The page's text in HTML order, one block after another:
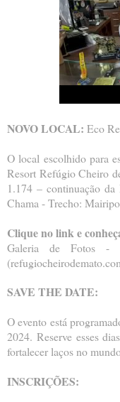
NOVO LOCAL: Eco
O local escolhido para
Resort Refúgio Cheiro
1.174 – continuação
Chama - Trecho:
Clique no link e
Galeria de Fotos -
SAVE THE DATE:
O evento está
2024. Reserve esses
fortalecer laços no
INSCRIÇÕES: